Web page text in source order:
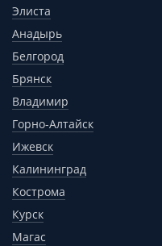
Элиста
Анадырь
Белгород
Брянск
Владимир
Горно-Алтайск
Ижевск
Калининград
Кострома
Курск
Магас